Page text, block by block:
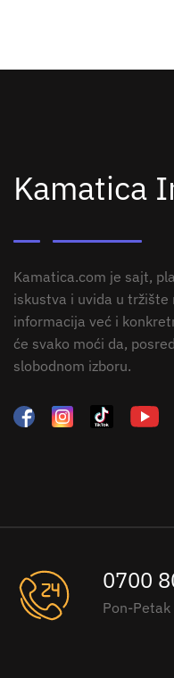
Kamatica
Kamatica.com je sajt,
iskustva i uvida u tržište
informacija već i
će svako moći da,
slobodnom izboru.
0700
Pon-